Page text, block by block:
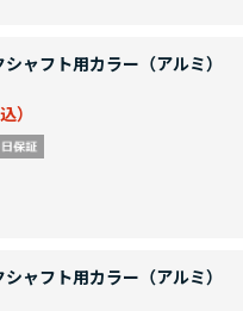
ャフト用カラー（アルミ）
ャフト用カラー（アルミ）